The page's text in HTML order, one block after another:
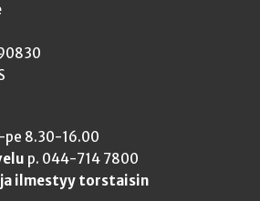
8.30-16.00
p. 044-714 7800
ilmestyy torstaisin